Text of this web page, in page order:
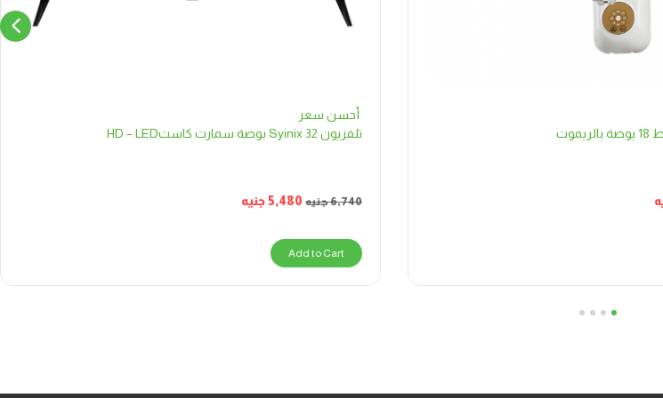
أحسن سعر
تلفزيون Syinix 32 بوصة سمارت كاستHD – LED
6,740جنيه 5,480جنيه
Add to Cart